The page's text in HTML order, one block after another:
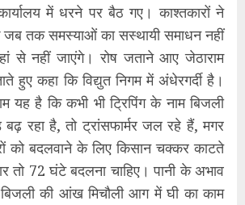
में धरने पर बैठ गए। काश्तकारों ने
तक समस्याओं का सस्थायी समाधन नहीं
से नहीं जाएंगे। रोष जताने आए जेठाराम
हुए कहा कि विद्युत निगम में अंधेरगर्दी है।
यह है कि कभी भी ट्रिपिंग के नाम बिजली
रहा है, तो ट्रांसफार्मर जल रहे हैं, मगर
को बदलवाने के लिए किसान चक्कर काटते
तो 72 घंटे बदलना चाहिए। पानी के अभाव
की आंख मिचौली आग में घी का काम